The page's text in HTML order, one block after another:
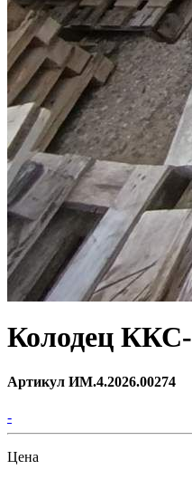
Колодец
Артикул ИМ.4.2026.00274
-
Цена